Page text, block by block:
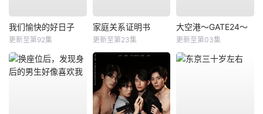
我们愉快的好日子
更新至第92集
家庭关系证明书
更新至第23集
大空港～GATE24～
更新至第03集